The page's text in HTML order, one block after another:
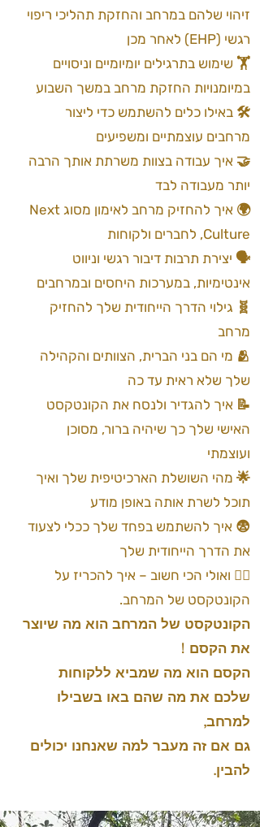
זיהוי שלהם במרחב והחזקת תהליכי ריפוי
רגשי (EHP) לאחר מכן
🏋️ שימוש בתרגילים יומיומיים וניסויים
במיומנויות החזקת מרחב במשך השבוע
🛠️ באילו כלים להשתמש כדי ליצור
מרחבים עוצמתיים ומשפיעים
🤝 איך עבודה בצוות משרתת אותך הרבה
יותר מעבודה לבד
🌍 איך להחזיק מרחב לאימון מסוג Next
Culture, לחברים ולקוחות
🗣️ יצירת תרבות דיבור רגשי וניווט
אינטימיות, במערכות היחסים ובמרחבים
🧬 גילוי הדרך הייחודית שלך להחזיק
מרחב
🫂 מי הם בני הברית, הצוותים והקהילה
שלך שלא ראית עד כה
📝 איך להגדיר ולנסח את הקונטקסט
האישי שלך כך שיהיה ברור, מסוכן
ועוצמתי
🌟 מהי השושלת הארכיטיפית שלך ואיך
תוכל לשרת אותה באופן מודע
😨 איך להשתמש בפחד שלך ככלי לצעוד
את הדרך הייחודית שלך
🧙‍♂️ ואולי הכי חשוב – איך להכריז על
הקונטקסט של המרחב.
הקונטקסט של המרחב הוא מה שיוצר
את הקסם !
הקסם הוא מה שמביא ללקוחות
שלכם את מה שהם באו בשבילו
למרחב,
גם אם זה מעבר למה שאנחנו יכולים
להבין.